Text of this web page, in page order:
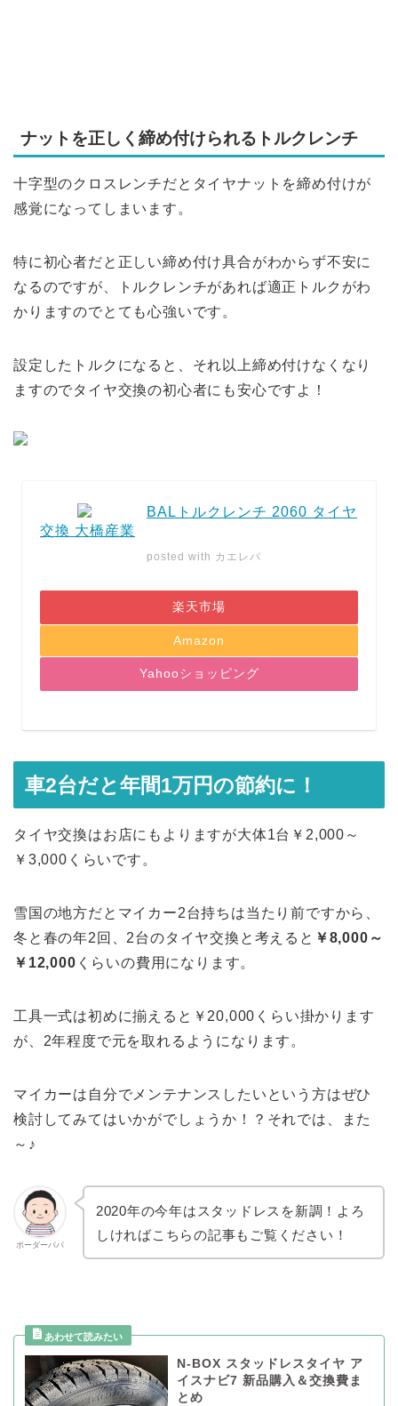
ナットを正しく締め付けられるトルクレンチ
十字型のクロスレンチだとタイヤナットを締め付けが
感覚になってしまいます。
特に初心者だと正しい締め付け具合がわからず不安に
なるのですが、トルクレンチがあれば適正トルクがわ
かりますのでとても心強いです。
設定したトルクになると、それ以上締め付けなくなり
ますのでタイヤ交換の初心者にも安心ですよ！
BALトルクレンチ 2060 タイヤ
交換 大橋産業
posted with カエレバ
楽天市場
Amazon
Yahooショッピング
車2台だと年間1万円の節約に！
タイヤ交換はお店にもよりますが大体1台￥2,000～
￥3,000くらいです。
雪国の地方だとマイカー2台持ちは当たり前ですから、
冬と春の年2回、2台のタイヤ交換と考えると ￥8,000～
￥12,000 くらいの費用になります。
工具一式は初めに揃えると￥20,000くらい掛かります
が、2年程度で元を取れるようになります。
マイカーは自分でメンテナンスしたいという方はぜひ
検討してみてはいかがでしょうか！？それでは、また
～♪
ボーダーパパ
2020年の今年はスタッドレスを新調！よろ
しければこちらの記事もご覧ください！
N-BOX スタッドレスタイヤ ア
イスナビ7 新品購入＆交換費ま
とめ